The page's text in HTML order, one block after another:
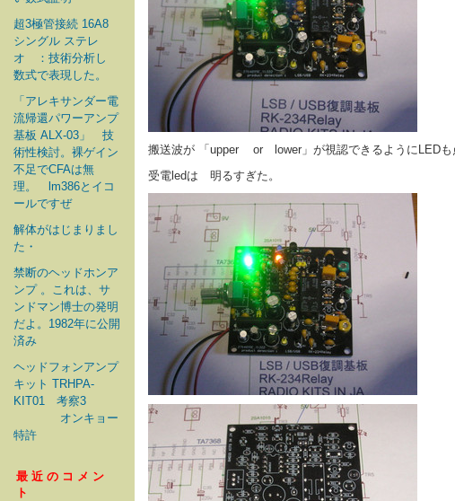
超3極管接続 16A8
シングル ステレ
オ ：技術分析し
数式で表現した。
「アレキサンダー電
流帰還パワーアンプ
基板 ALX-03」 技
術性検討。裸ゲイン
不足でCFAは無
理。 lm386とイコ
ールですぜ
解体がはじまりまし
た・
禁断のヘッドホンア
ンプ 。これは、サ
ンドマン博士の発明
だよ。1982年に公開
済み
ヘッドフォンアンプ
キット TRHPA-
KIT01 考察3
オンキョー
特許
最近のコメン
ト
搬送波が 「upper or lower」が視認できるようにLEDも
受電ledは 明るすぎた。